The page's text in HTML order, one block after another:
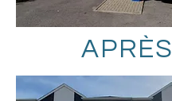
APRÈS